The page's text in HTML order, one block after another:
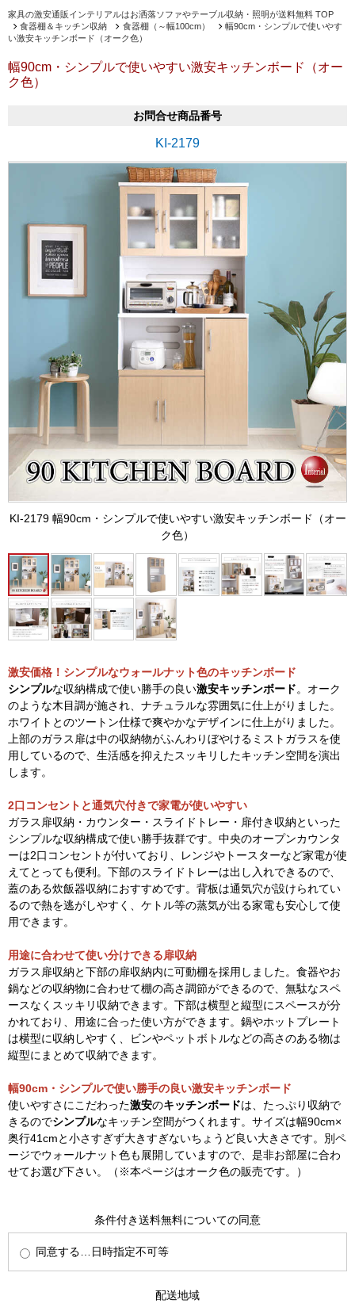
家具の激安通販インテリアルはお洒落ソファやテーブル収納・照明が送料無料 TOP
食器棚＆キッチン収納
食器棚（～幅100cm）
幅90cm・シンプルで使いやす
い激安キッチンボード（オーク色）
幅90cm・シンプルで使いやすい激安キッチンボード（オー
ク色）
お問合せ商品番号
KI-2179
KI-2179 幅90cm・シンプルで使いやすい激安キッチンボード（オー
ク色）
激安価格！シンプルなウォールナット色のキッチンボード
シンプルな収納構成で使い勝手の良い激安キッチンボード。オーク
のような木目調が施され、ナチュラルな雰囲気に仕上がりました。
ホワイトとのツートン仕様で爽やかなデザインに仕上がりました。
上部のガラス扉は中の収納物がふんわりぼやけるミストガラスを使
用しているので、生活感を抑えたスッキリしたキッチン空間を演出
します。
2口コンセントと通気穴付きで家電が使いやすい
ガラス扉収納・カウンター・スライドトレー・扉付き収納といった
シンプルな収納構成で使い勝手抜群です。中央のオープンカウンタ
ーは2口コンセントが付いており、レンジやトースターなど家電が使
えてとっても便利。下部のスライドトレーは出し入れできるので、
蓋のある炊飯器収納におすすめです。背板は通気穴が設けられてい
るので熱を逃がしやすく、ケトル等の蒸気が出る家電も安心して使
用できます。
用途に合わせて使い分けできる扉収納
ガラス扉収納と下部の扉収納内に可動棚を採用しました。食器やお
鍋などの収納物に合わせて棚の高さ調節ができるので、無駄なスペ
ースなくスッキリ収納できます。下部は横型と縦型にスペースが分
かれており、用途に合った使い方ができます。鍋やホットプレート
は横型に収納しやすく、ビンやペットボトルなどの高さのある物は
縦型にまとめて収納できます。
幅90cm・シンプルで使い勝手の良い激安キッチンボード
使いやすさにこだわった激安のキッチンボードは、たっぷり収納で
きるのでシンプルなキッチン空間がつくれます。サイズは幅90cm×
奥行41cmと小さすぎず大きすぎないちょうど良い大きさです。別ペ
ージでウォールナット色も展開していますので、是非お部屋に合わ
せてお選び下さい。（※本ページはオーク色の販売です。）
条件付き送料無料についての同意
同意する…日時指定不可等
配送地域